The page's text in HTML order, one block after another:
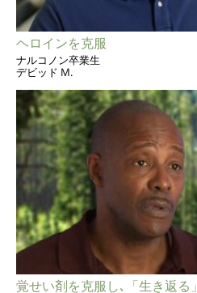
ヘロインを克服
ナルコノン卒業生
デビッド M.
覚せい剤を克服し､「生き返る」